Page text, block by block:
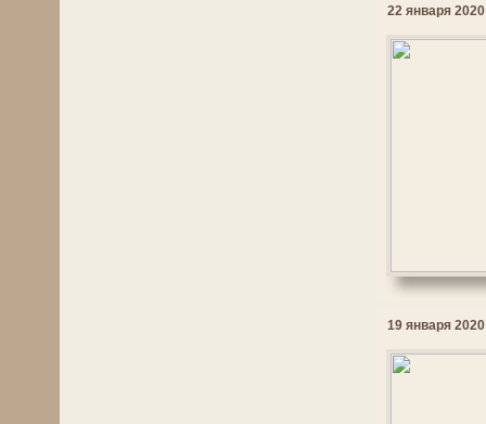
22 января 2020
19 января 2020